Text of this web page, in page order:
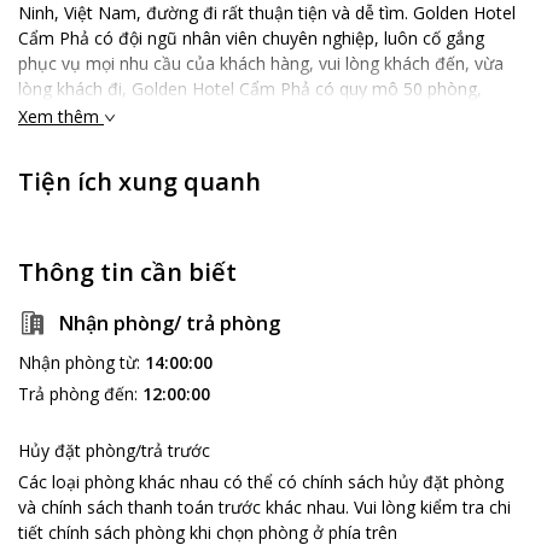
Ninh, Việt Nam, đường đi rất thuận tiện và dễ tìm. Golden Hotel
Cẩm Phả có đội ngũ nhân viên chuyên nghiệp, luôn cố gắng
phục vụ mọi nhu cầu của khách hàng, vui lòng khách đến, vừa
lòng khách đi, Golden Hotel Cẩm Phả có quy mô 50 phòng,
phòng ốc của Golden Hotel Cẩm Phả sạch đẹp, đầy đủ tiện ích
sau khi nghỉ tại đây. Chỗ nghỉ này cũng được đánh giá là đáng
Xem thêm
Tiện ích xung quanh
Thông tin cần biết
Nhận phòng/ trả phòng
Nhận phòng từ: 14:00:00
Trả phòng đến: 12:00:00
Hủy đặt phòng/trả trước
Các loại phòng khác nhau có thể có chính sách hủy đặt phòng
và chính sách thanh toán trước khác nhau. Vui lòng kiểm tra chi
tiết chính sách phòng khi chọn phòng ở phía trên